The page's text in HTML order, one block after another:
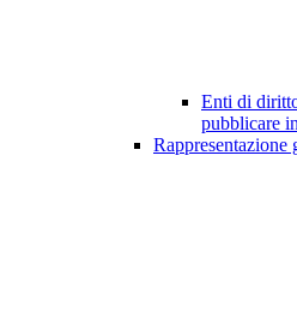
Enti di
pubblicare
Rappresentazione